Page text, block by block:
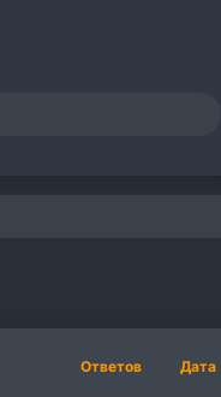
Ответов Дата